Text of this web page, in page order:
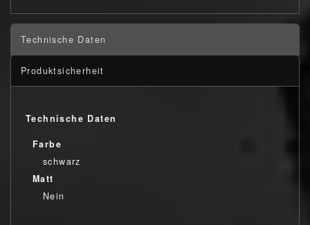
Technische Daten
Produktsicherheit
Technische Daten
Farbe
schwarz
Matt
Nein